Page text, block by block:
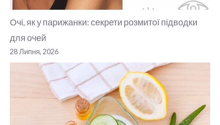
Очі, як у парижанки: секрети розмитої підводки
для очей
28 Липня, 2026